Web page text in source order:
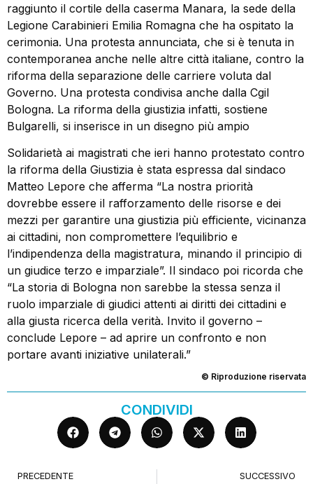
raggiunto il cortile della caserma Manara, la sede della
Legione Carabinieri Emilia Romagna che ha ospitato la
cerimonia. Una protesta annunciata, che si è tenuta in
contemporanea anche nelle altre città italiane, contro la
riforma della separazione delle carriere voluta dal
Governo. Una protesta condivisa anche dalla Cgil
Bologna. La riforma della giustizia infatti, sostiene
Bulgarelli, si inserisce in un disegno più ampio
Solidarietà ai magistrati che ieri hanno protestato contro
la riforma della Giustizia è stata espressa dal sindaco
Matteo Lepore che afferma “La nostra priorità
dovrebbe essere il rafforzamento delle risorse e dei
mezzi per garantire una giustizia più efficiente, vicinanza
ai cittadini, non compromettere l’equilibrio e
l’indipendenza della magistratura, minando il principio di
un giudice terzo e imparziale”. Il sindaco poi ricorda che
“La storia di Bologna non sarebbe la stessa senza il
ruolo imparziale di giudici attenti ai diritti dei cittadini e
alla giusta ricerca della verità. Invito il governo –
conclude Lepore – ad aprire un confronto e non
portare avanti iniziative unilaterali.”
© Riproduzione riservata
CONDIVIDI
PRECEDENTE SUCCESSIVO